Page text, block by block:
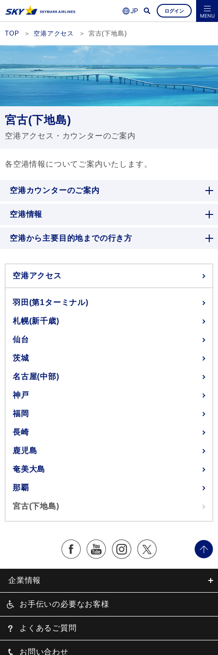
ログイン
空席照会・ご予約
よくあるご質問 MENU
TOP 空港アクセス 宮古(下地島)
宮古(下地島)
空港アクセス・カウンターのご案内
各空港情報についてご案内いたします。
空港カウンターのご案内
空港情報
空港から主要目的地までの行き方
空港アクセス
羽田(第1ターミナル)
札幌(新千歳)
仙台
茨城
名古屋(中部)
神戸
福岡
長崎
鹿児島
奄美大島
那覇
宮古(下地島)
企業情報
お手伝いの必要なお客様
よくあるご質問
お問い合わせ